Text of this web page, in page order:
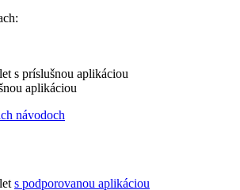
s príslušnou aplikáciou
aplikáciou
návodoch
s podporovanou aplikáciou